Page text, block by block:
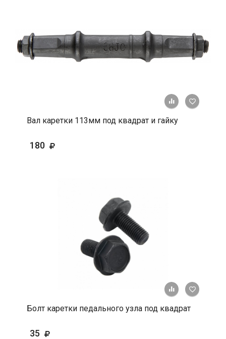
+ К
Вал каретки 113мм под квадрат и гайку
180
+ К
Болт каретки педального узла под квадрат
35